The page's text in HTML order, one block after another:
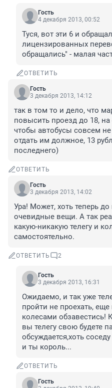
Гость
4 декабря 2013, 00:52
Туся, вот эти 6 и
лицензированных
обращались" - малая
ОТВЕТИТЬ
Гость
3 декабря 2013, 14:12
так в том то и дело, что
повысить проезд до 18,
чтобы автобусы совсем не
отдать им должное, 13
последнего)
ОТВЕТИТЬ
Гость
3 декабря 2013, 14:02
Ура! Может, хоть теперь
очевидные вещи. А так
какую-никакую телегу и
самостоятельно.
ОТВЕТИТЬ 2
Гость
3 декабря 2013, 16:31
Ожидаемо, и так уже
пройти не проехать,
колесами обзавестись!
вы телегу свою будете
обсуждается,хоть
и ты король...
ОТВЕТИТЬ
Гость